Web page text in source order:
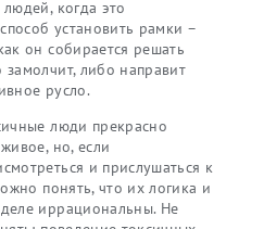
когда это
установить рамки –
он собирается решать
либо направит
русло.
люди прекрасно
но, если
и прислушаться к
понять, что их логика и
иррациональны. Не